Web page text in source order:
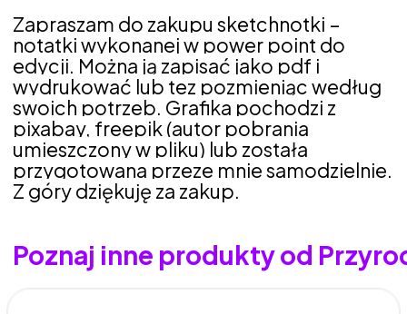
Zapraszam do zakupu sketchnotki –
notatki wykonanej w power point do
edycji. Można ją zapisać jako pdf i
wydrukować lub tez pozmieniąc według
swoich potrzeb. Grafika pochodzi z
pixabay, freepik (autor pobrania
umieszczony w pliku) lub została
przygotowana przeze mnie samodzielnie.
Z góry dziękuję za zakup.
Poznaj inne produkty od